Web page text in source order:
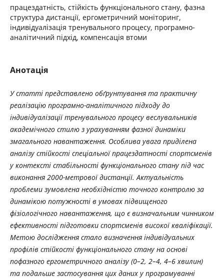
працездатність, стійкість функціонального стану, фазна
структура дистанції, ергометричний моніторинг,
індивідуалізація тренувального процесу, програмно-
аналітичний підхід, компенсація втоми
Анотація
У статті представлено обґрунтування та практичну
реалізацію програмно-аналітичного підходу до
індивідуалізації тренувального процесу веслувальників
академічного стилю з урахуванням фазної динаміки
змагального навантаження. Особлива увага приділена
аналізу стійкості спеціальної працездатності спортсменів
у контексті стабільності функціонального стану під час
виконання 2000-метрової дистанції. Актуальність
проблеми зумовлена необхідністю точного контролю за
динамікою потужності в умовах підвищеного
фізіологічного навантаження, що є визначальним чинником
ефективності підготовки спортсменів високої кваліфікації.
Метою дослідження стало визначення індивідуальних
профілів стійкості функціонального стану на основі
пофазного ергометричного аналізу (0–2, 2–4, 4–6 хвилин)
та подальше застосування цих даних у програмуванні